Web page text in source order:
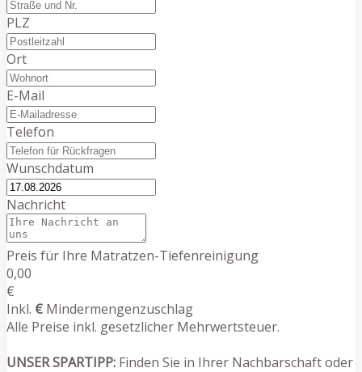
PLZ
Ort
E-Mail
Telefon
Wunschdatum
Nachricht
Preis für Ihre Matratzen-Tiefenreinigung
0,00
€
Inkl. € Mindermengenzuschlag
Alle Preise inkl. gesetzlicher Mehrwertsteuer.
UNSER SPARTIPP: Finden Sie in Ihrer Nachbarschaft oder